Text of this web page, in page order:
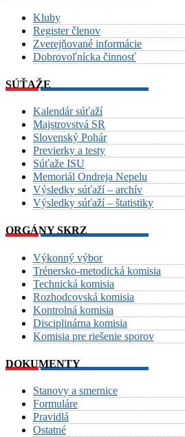
Kluby
Register členov
Zverejňované informácie
Dobrovoľnícka činnosť
SÚŤAŽE
Kalendár súťaží
Majstrovstvá SR
Slovenský Pohár
Previerky a testy
Súťaže ISU
Memoriál Ondreja Nepelu
Výsledky súťaží – archív
Výsledky súťaží – štatistiky
ORGÁNY SKRZ
Výkonný výbor
Trénersko-metodická komisia
Technická komisia
Rozhodcovská komisia
Kontrolná komisia
Disciplinárna komisia
Komisia pre riešenie sporov
DOKUMENTY
Stanovy a smernice
Formuláre
Pravidlá
Ostatné